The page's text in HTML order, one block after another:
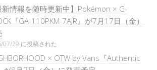
新情報を随時更新中】Pokémon × G-
『GA-110PKM-7AJR』が7月17日（金）
07/29 に投稿された
× OTW by Vans『Authentic